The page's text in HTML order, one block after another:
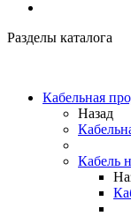
Разделы каталога
Кабельная
Назад
Кабель